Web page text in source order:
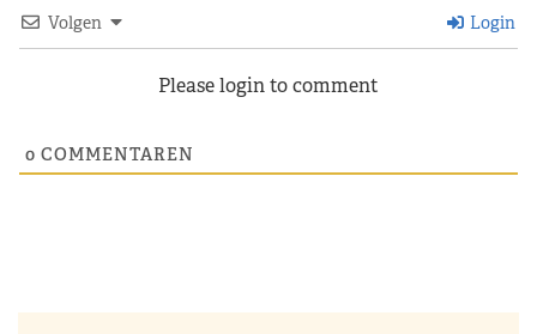
Volgen Login
Please login to comment
0 COMMENTAREN